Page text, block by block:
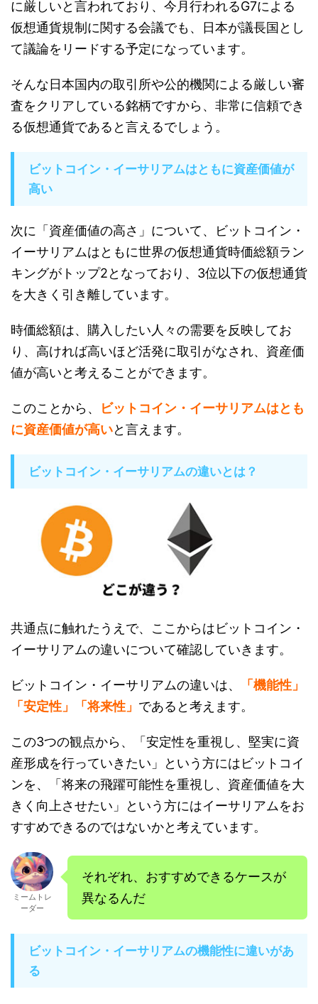
に厳しいと言われており、今月行われるG7による
仮想通貨規制に関する会議でも、日本が議長国とし
て議論をリードする予定になっています。
そんな日本国内の取引所や公的機関による厳しい審
査をクリアしている銘柄ですから、非常に信頼でき
る仮想通貨であると言えるでしょう。
ビットコイン・イーサリアムはともに資産価値が
高い
次に「資産価値の高さ」について、ビットコイン・
イーサリアムはともに世界の仮想通貨時価総額ラン
キングがトップ2となっており、3位以下の仮想通貨
を大きく引き離しています。
時価総額は、購入したい人々の需要を反映してお
り、高ければ高いほど活発に取引がなされ、資産価
値が高いと考えることができます。
このことから、
ビットコイン・イーサリアムはとも
に資産価値が高いと言えます。
ビットコイン・イーサリアムの違いとは？
共通点に触れたうえで、ここからはビットコイン・
イーサリアムの違いについて確認していきます。
ビットコイン・イーサリアムの違いは、
「機能性」
「安定性」「将来性」 であると考えます。
この3つの観点から、「安定性を重視し、堅実に資
産形成を行っていきたい」という方にはビットコイ
ンを、「将来の飛躍可能性を重視し、資産価値を大
きく向上させたい」という方にはイーサリアムをお
すすめできるのではないかと考えています。
ミームトレ
ーダー
それぞれ、おすすめできるケースが
異なるんだ
ビットコイン・イーサリアムの機能性に違いがあ
る